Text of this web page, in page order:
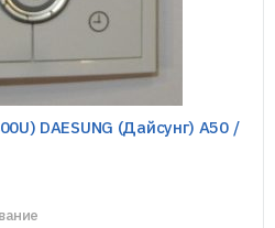
DAESUNG (Дайсунг) A50 /